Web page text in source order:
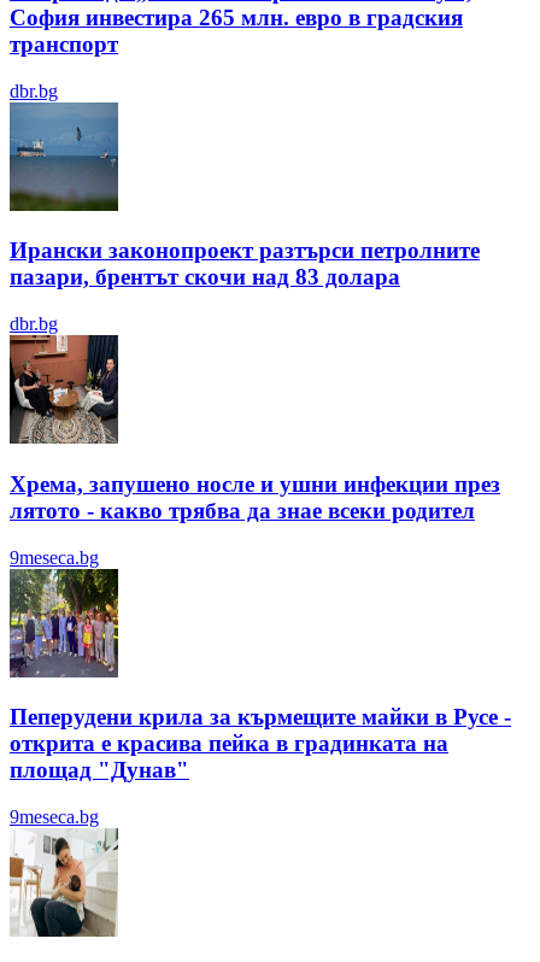
София инвестира 265 млн. евро в градския
транспорт
dbr.bg
Ирански законопроект разтърси петролните
пазари, брентът скочи над 83 долара
dbr.bg
Хрема, запушено носле и ушни инфекции през
лятотo - какво трябва да знае всеки родител
9meseca.bg
Пеперудени крила за кърмещите майки в Русе -
открита е красива пейка в градинката на
площад "Дунав"
9meseca.bg